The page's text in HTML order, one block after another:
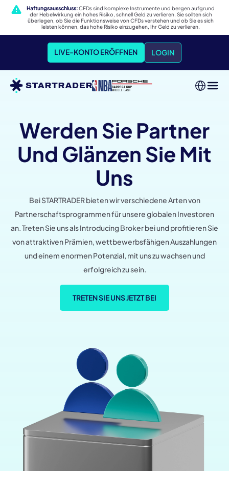
Haftungsausschluss:CFDs sind komplexe Instrumente und bergen aufgrund
der Hebelwirkung ein hohes Risiko, schnell Geld zu verlieren. Sie sollten sich
überlegen, ob Sie die Funktionsweise von CFDs verstehen und ob Sie es sich
leisten können, das hohe Risiko einzugehen, Ihr Geld zu verlieren.
LIVE-KONTO ERÖFFNEN LOGIN
Werden Sie Partner
Und Glänzen Sie Mit
Uns
Bei STARTRADER bieten wir verschiedene Arten von
Partnerschaftsprogrammen für unsere globalen Investoren
an. Treten Sie uns als Introducing Broker bei und profitieren Sie
von attraktiven Prämien, wettbewerbsfähigen Auszahlungen
und einem enormen Potenzial, mit uns zu wachsen und
erfolgreich zu sein.
TRETEN SIE UNS JETZT BEI